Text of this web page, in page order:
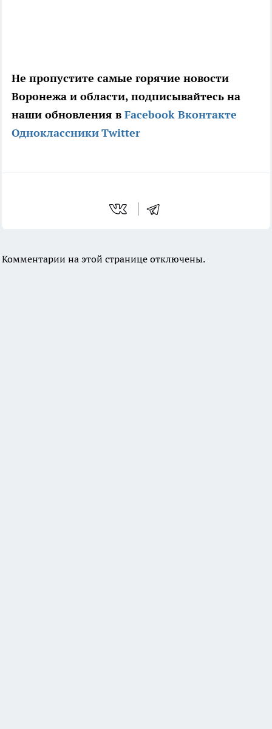
Не пропустите самые горячие новости
Воронежа и области, подписывайтесь на
наши обновления в Facebook Вконтакте
ОдноклассникиTwitter
Комментарии на этой странице отключены.